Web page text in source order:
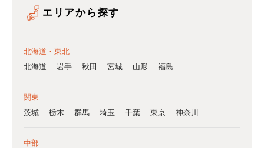
エリアから探す
北海道・東北
北海道
岩手 秋田 宮城 山形 福島
関東
茨城
栃木 群馬 埼玉 千葉 東京 神奈川
中部